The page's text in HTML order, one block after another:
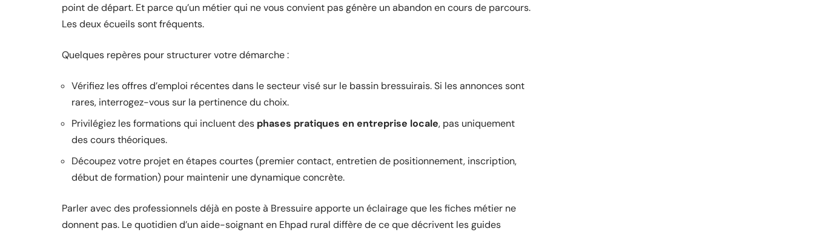
point de départ. Et parce qu’un métier qui ne vous convient pas génère un abandon en cours de parcours.
Les deux écueils sont fréquents.
Quelques repères pour structurer votre démarche :
Vérifiez les offres d’emploi récentes dans le secteur visé sur le bassin bressuirais. Si les annonces sont
rares, interrogez-vous sur la pertinence du choix.
Privilégiez les formations qui incluent des phases pratiques en entreprise locale, pas uniquement
des cours théoriques.
Découpez votre projet en étapes courtes (premier contact, entretien de positionnement, inscription,
début de formation) pour maintenir une dynamique concrète.
Parler avec des professionnels déjà en poste à Bressuire apporte un éclairage que les fiches métier ne
donnent pas. Le quotidien d’un aide-soignant en Ehpad rural diffère de ce que décrivent les guides